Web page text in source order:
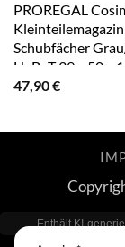
PROREGAL
Schubfächer
HxBxT 39 x 50 x
Kleinteileregal
47,90€